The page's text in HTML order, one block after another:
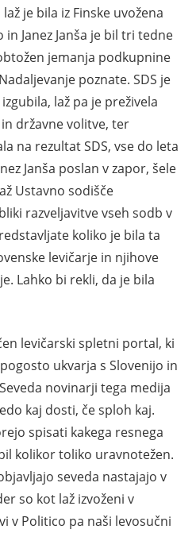
je bila iz Finske uvožena
in Janez Janša je bil tri tedne
jemanja podkupnine
poznate. SDS je
laž pa je preživela
državne volitve, ter
na rezultat SDS, vse do leta
Janša poslan v zapor, šele
Ustavno sodišče
razveljavitve vseh sodb v
koliko je bila ta
levičarje in njihove
Lahko bi rekli, da je bila
levičarski spletni portal, ki
ukvarja s Slovenijo in
novinarji tega medija
kaj dosti, če sploh kaj.
spisati kakega resnega
kolikor toliko uravnotežen.
seveda nastajajo v
so kot laž izvoženi v
v Politico pa naši levosučni